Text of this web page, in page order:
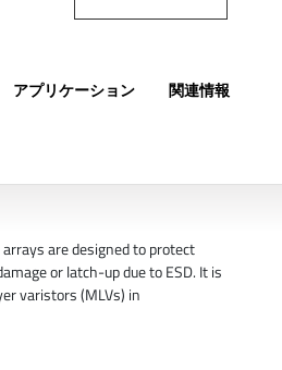
アプリケーション
関連情報
are designed to protect
or latch-up due to ESD. It is
varistors (MLVs) in